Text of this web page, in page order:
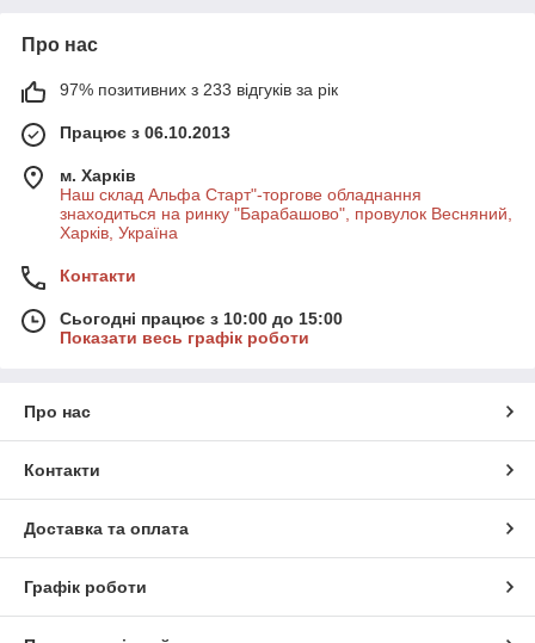
Про нас
97% позитивних з 233 відгуків за рік
Працює з 06.10.2013
м. Харків
Наш склад Альфа Старт"-торгове обладнання
знаходиться на ринку "Барабашово", провулок Весняний,
Харків, Україна
Контакти
Сьогодні працює з 10:00 до 15:00
Показати весь графік роботи
Про нас
Контакти
Доставка та оплата
Графік роботи